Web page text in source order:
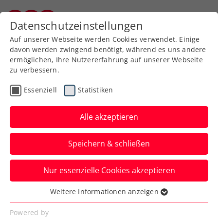
Zurück zur Newsübersicht
Turniere
Wimbledon-Siegerin
Vondrousová schlägt
beim Upper Austria
Ladies Linz auf
Die aktuelle Nummer sieben der Welt
führt beim WTA-500-Turnier in
Oberösterreich die Meldeliste an.
Datenschutzeinstellungen
Auf unserer Webseite werden Cookies verwendet. Einige
davon werden zwingend benötigt, während es uns andere
ermöglichen, Ihre Nutzererfahrung auf unserer Webseite
zu verbessern.
Essenziell Statistiken
Alle akzeptieren
Speichern & schließen
Nur essenzielle Cookies akzeptieren
Essenziell
Essenzielle Cookies werden für grundlegende
Weitere Informationen anzeigen
Powered by